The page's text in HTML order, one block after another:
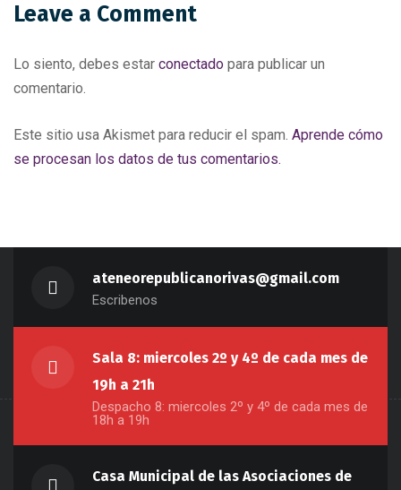
Leave a Comment
Lo siento, debes estar conectado para publicar un
comentario.
Este sitio usa Akismet para reducir el spam. Aprende cómo
se procesan los datos de tus comentarios.
ateneorepublicanorivas@gmail.com
Escribenos
Sala 8: miercoles 2º y 4º de cada mes de
19h a 21h
Despacho 8: miercoles 2º y 4º de cada mes de
18h a 19h
Casa Municipal de las Asociaciones de